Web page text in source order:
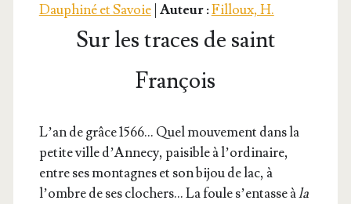
Dauphiné et Savoie| Auteur :Filloux, H.
Sur les traces de saint
François
L’an de grâce 1566… Quel mou­ve­ment dans la
petite ville d’An­ne­cy, pai­sible à l’or­di­naire,
entre ses mon­tagnes et son bijou de lac, à
l’ombre de ses clo­chers… La foule s’en­tasse àla